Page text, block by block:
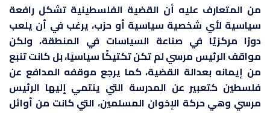
من المتعارف عليه أن القضية الفلسطينية تشكل رافعة
سياسية لأي شخصية سياسية أو حزب، يرغب في أن يلعب
دورًا مركزيًا في صناعة السياسات في المنطقة، ولكن
مواقف الرئيس مرسي لم تكن تكتيكًا سياسيًا، بل كانت تنبع
من إيمانه بعدالة القضية، كما يرجع موقفه المدافع عن
فلسطين كتعبير عن المدرسة التي ينتمي إليها الرئيس
مرسي وهي حركة الإخوان المسلمين، التي كانت من أوائل